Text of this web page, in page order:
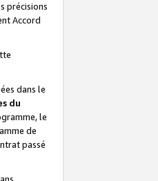
précisions
Accord
dans le
du
le
de
passé